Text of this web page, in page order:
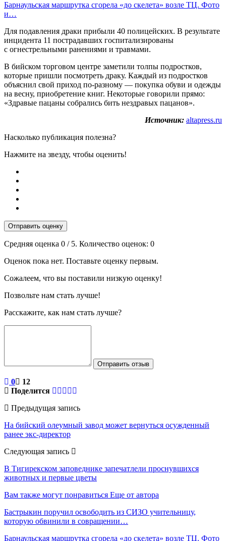
Барнаульская маршрутка сгорела «до скелета» возле ТЦ. Фото
и…
Для подавления драки прибыли 40 полицейских. В результате
инцидента 11 пострадавших госпитализированы
с огнестрельными ранениями и травмами.
В бийском торговом центре заметили толпы подростков,
которые пришли посмотреть драку. Каждый из подростков
объяснил свой приход по-разному — покупка обуви и одежды
на весну, приобретение книг. Некоторые говорили прямо:
«Здравые пацаны собрались бить нездравых пацанов».
Источник: altapress.ru
Насколько публикация полезна?
Нажмите на звезду, чтобы оценить!
Отправить оценку
Средняя оценка 0 / 5. Количество оценок: 0
Оценок пока нет. Поставьте оценку первым.
Сожалеем, что вы поставили низкую оценку!
Позвольте нам стать лучше!
Расскажите, как нам стать лучше?
Отправить отзыв
0
12
Поделится
Предыдущая запись
На бийский олеумный завод может вернуться осужденный
ранее экс-директор
Следующая запись
В Тигирекском заповеднике запечатлели проснувшихся
животных и первые цветы
Вам также могут понравиться Еще от автора
Бастрыкин поручил освободить из СИЗО учительницу,
которую обвинили в совращении…
Барнаульская маршрутка сгорела «до скелета» возле ТЦ. Фото